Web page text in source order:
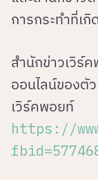
การกระทำที่เกิ
สำนักข่าวเวิร์
ออนไลน์ของตั
เวิร์คพอยท์
https://